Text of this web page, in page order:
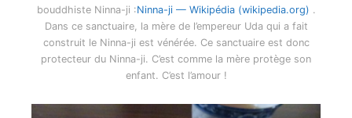
bouddhiste Ninna-ji :Ninna-ji — Wikipédia (wikipedia.org) .
Dans ce sanctuaire, la mère de l’empereur Uda qui a fait
construit le Ninna-ji est vénérée. Ce sanctuaire est donc
protecteur du Ninna-ji. C’est comme la mère protège son
enfant. C’est l’amour !